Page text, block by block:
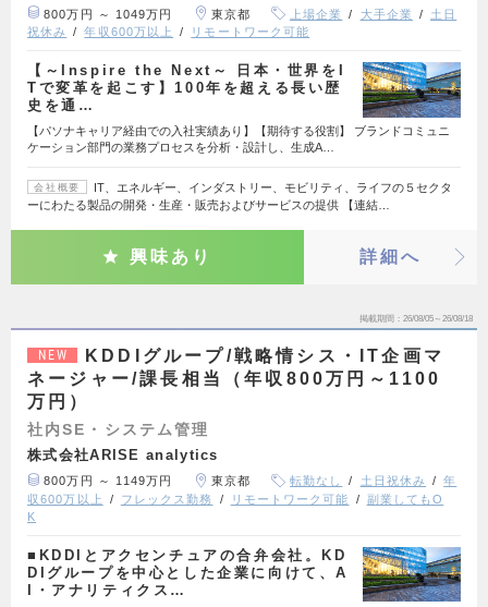
800万円 ～ 1049万円 東京都 上場企業 大手企業
土日
祝休み
年収600万以上 リモートワーク可能
【～Inspire the Next～ 日本・世界をI
Tで変革を起こす】100年を超える長い歴
史を通…
【パソナキャリア経由での入社実績あり】【期待する役割】 ブランドコミュニ
ケーション部門の業務プロセスを分析・設計し、生成A…
会社概要
IT、エネルギー、インダストリー、モビリティ、ライフの５セクタ
ーにわたる製品の開発・生産・販売およびサービスの提供 【連結…
興味あり 詳細へ
掲載期間 26/08/05～26/08/18
NEW
KDDIグループ/戦略情シス・IT企画マ
ネージャー/課長相当（年収800万円～1100
万円）
社内SE・システム管理
株式会社ARISE analytics
800万円 ～ 1149万円 東京都 転勤なし 土日祝休み
年
収600万以上
フレックス勤務 リモートワーク可能
副業してもO
K
■KDDIとアクセンチュアの合弁会社。KD
DIグループを中心とした企業に向けて、A
I・アナリティクス…